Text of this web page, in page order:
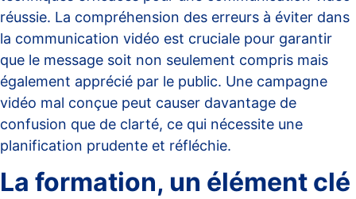
réussie. La compréhension des erreurs à éviter dans
la communication vidéo est cruciale pour garantir
que le message soit non seulement compris mais
également apprécié par le public. Une campagne
vidéo mal conçue peut causer davantage de
confusion que de clarté, ce qui nécessite une
planification prudente et réfléchie.
La formation, un élément clé